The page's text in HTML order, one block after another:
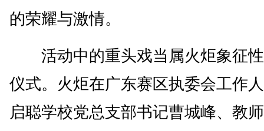
的荣耀与激情。
活动中的重头戏当属火炬象征
仪式。火炬在广东赛区执委会工作
启聪学校党总支部书记曹城峰、教